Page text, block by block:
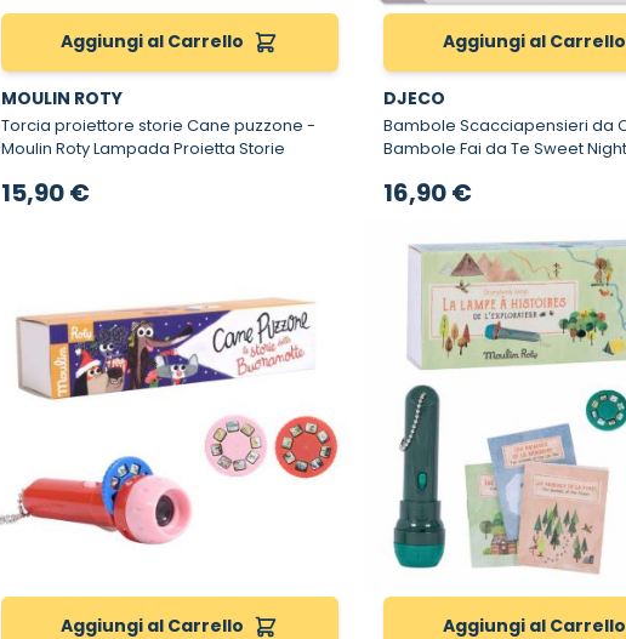
Aggiungi al Carrello
MOULIN ROTY
Torcia proiettore storie Cane puzzone -
Moulin Roty Lampada Proietta Storie
15,90 €
Aggiungi al Carrello
DJECO
Bambole Scacciapensieri da
Bambole Fai da Te Sweet
16,90 €
Aggiungi al Carrello Aggiungi al Carrello